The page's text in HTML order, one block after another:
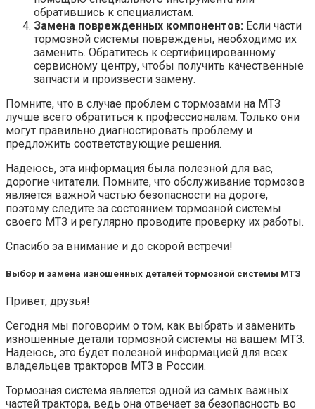
обратившись к специалистам.
Замена поврежденных компонентов: Если части
тормозной системы повреждены, необходимо их
заменить. Обратитесь к сертифицированному
сервисному центру, чтобы получить качественные
запчасти и произвести замену.
Помните, что в случае проблем с тормозами на МТЗ
лучше всего обратиться к профессионалам. Только они
могут правильно диагностировать проблему и
предложить соответствующие решения.
Надеюсь, эта информация была полезной для вас,
дорогие читатели. Помните, что обслуживание тормозов
является важной частью безопасности на дороге,
поэтому следите за состоянием тормозной системы
своего МТЗ и регулярно проводите проверку их работы.
Спасибо за внимание и до скорой встречи!
Выбор и замена изношенных деталей тормозной системы МТЗ
Привет, друзья!
Сегодня мы поговорим о том, как выбрать и заменить
изношенные детали тормозной системы на вашем МТЗ.
Надеюсь, это будет полезной информацией для всех
владельцев тракторов МТЗ в России.
Тормозная система является одной из самых важных
частей трактора, ведь она отвечает за безопасность во